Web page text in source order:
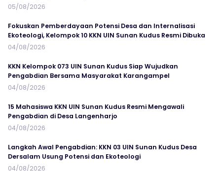
05/08/2026
Fokuskan Pemberdayaan Potensi Desa dan Internalisasi
Ekoteologi, Kelompok 10 KKN UIN Sunan Kudus Resmi Dibuka
04/08/2026
KKN Kelompok 073 UIN Sunan Kudus Siap Wujudkan
Pengabdian Bersama Masyarakat Karangampel
04/08/2026
15 Mahasiswa KKN UIN Sunan Kudus Resmi Mengawali
Pengabdian di Desa Langenharjo
04/08/2026
Langkah Awal Pengabdian: KKN 03 UIN Sunan Kudus Desa
Dersalam Usung Potensi dan Ekoteologi
04/08/2026